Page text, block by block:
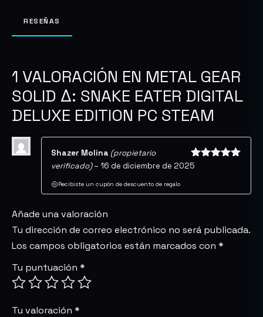
Edition
PC
RESEÑAS
1 VALORACIÓN EN METAL GEAR
SOLID Δ: SNAKE EATER DIGITAL
DELUXE EDITION PC STEAM
Valorado
Shazer Molina (propietario
verificado) – 16 de diciembre de 2025
Recibiste un cupón de descuento de regalo
Añade una valoración
Tu dirección de correo electrónico no será publicada.
Los campos obligatorios están marcados con *
Tu puntuación *
Tu valoración *